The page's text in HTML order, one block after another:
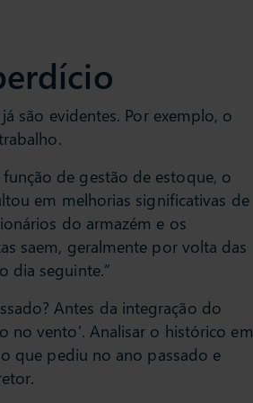
são evidentes. Por exemplo, o
função de gestão de estoque, o
em melhorias significativas de
do armazém e os
saem, geralmente por volta das
dia seguinte.”
Antes da integração do
no vento’. Analisar o histórico em
que pediu no ano passado e